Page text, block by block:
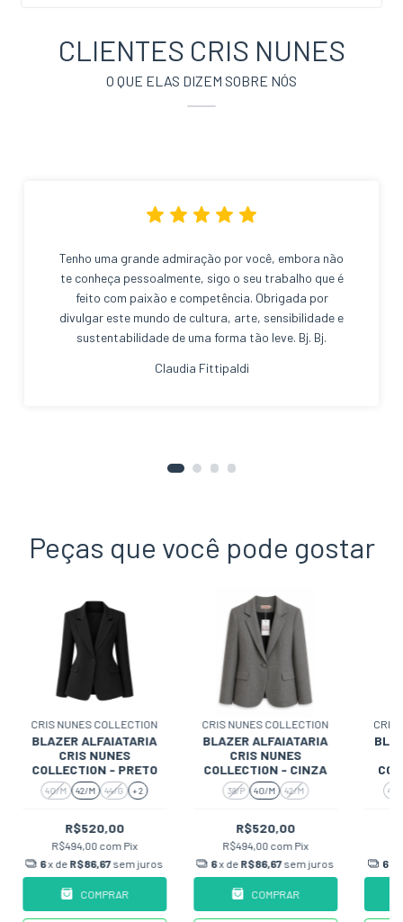
CLIENTES CRIS NUNES
O QUE ELAS DIZEM SOBRE NÓS
Tenho uma grande admiração por você, embora não
te conheça pessoalmente, sigo o seu trabalho que é
feito com paixão e competência. Obrigada por
divulgar este mundo de cultura, arte, sensibilidade e
sustentabilidade de uma forma tão leve. Bj. Bj.
Claudia Fittipaldi
Peças que você pode gostar
CRIS NUNES COLLECTION
BLAZER ALFAIATARIA
CRIS NUNES
COLLECTION - PRETO
40/M 42/M 44/G + 2
R$520,00
R$494,00 com Pix
6x de R$86,67sem juros
COMPRAR
CRIS NUNES COLLECTION
BLAZER ALFAIATARIA
CRIS NUNES
COLLECTION - CINZA
38/P 40/M 42/M
R$520,00
R$494,00 com Pix
6x de R$86,67sem juros
COMPRAR
CRIS
40/
6